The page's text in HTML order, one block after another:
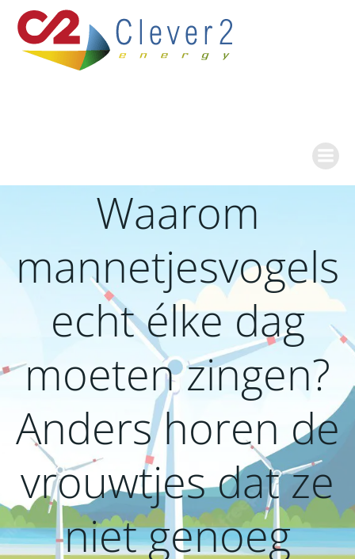
naar
de
inhoud
Waarom
mannetjesvogels
echt élke dag
moeten zingen?
Anders horen de
vrouwtjes dat ze
niet genoeg